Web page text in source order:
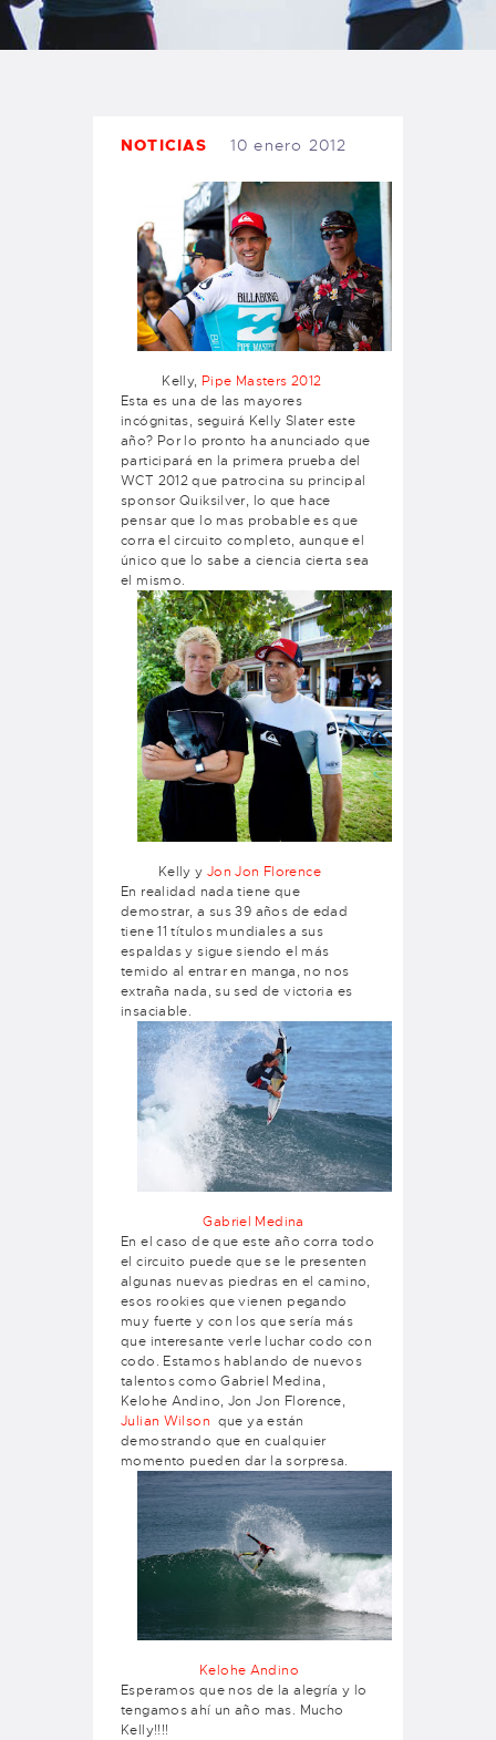
TIENDA FAMILY SURFERS
WEBCAM SALINAS
NOTICIAS 10 enero 2012
Kelly, Pipe Masters 2012
Esta es una de las mayores
incógnitas, seguirá Kelly Slater este
año? Por lo pronto ha anunciado que
participará en la primera prueba del
WCT 2012 que patrocina su principal
sponsor Quiksilver, lo que hace
pensar que lo mas probable es que
corra el circuito completo, aunque el
único que lo sabe a ciencia cierta sea
el mismo.
Kelly y Jon Jon Florence
En realidad nada tiene que
demostrar, a sus 39 años de edad
tiene 11 títulos mundiales a sus
espaldas y sigue siendo el más
temido al entrar en manga, no nos
extraña nada, su sed de victoria es
insaciable.
Gabriel Medina
En el caso de que este año corra todo
el circuito puede que se le presenten
algunas nuevas piedras en el camino,
esos rookies que vienen pegando
muy fuerte y con los que sería más
que interesante verle luchar codo con
codo. Estamos hablando de nuevos
talentos como Gabriel Medina,
Kelohe Andino, Jon Jon Florence,
Julian Wilson que ya están
demostrando que en cualquier
momento pueden dar la sorpresa.
Kelohe Andino
Esperamos que nos de la alegría y lo
tengamos ahí un año mas. Mucho
Kelly!!!!